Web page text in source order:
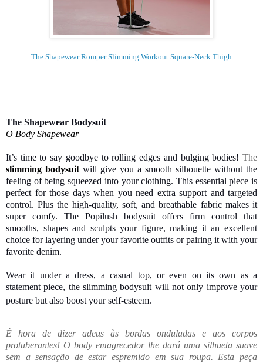
The Shapewear Romper Slimming Workout Square-Neck Thigh
The Shapewear Bodysuit
O Body Shapewear
It’s time to say goodbye to rolling edges and bulging bodies! The
slimming bodysuit will give you a smooth silhouette without the
feeling of being squeezed into your clothing. This essential piece is
perfect for those days when you need extra support and targeted
control. Plus the high-quality, soft, and breathable fabric makes it
super comfy. The Popilush bodysuit offers firm control that
smooths, shapes and sculpts your figure, making it an excellent
choice for layering under your favorite outfits or pairing it with your
favorite denim.
Wear it under a dress, a casual top, or even on its own as a
statement piece, the slimming bodysuit will not only improve your
posture but also boost your self-esteem.
É hora de dizer adeus às bordas onduladas e aos corpos
protuberantes! O body emagrecedor lhe dará uma silhueta suave
sem a sensação de estar espremido em sua roupa. Esta peça